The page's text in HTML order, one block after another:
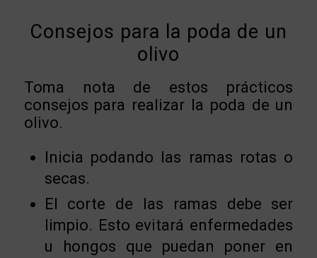
Consejos para la poda de un
olivo
Toma nota de estos prácticos
consejos para realizar la poda de un
olivo.
Inicia podando las ramas rotas o
secas.
El corte de las ramas debe ser
limpio. Esto evitará enfermedades
u hongos que puedan poner en